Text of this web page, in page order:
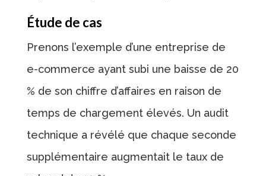
Étude de cas
Prenons l’exemple d’une entreprise de
e-commerce ayant subi une baisse de 20
% de son chiffre d’affaires en raison de
temps de chargement élevés. Un audit
technique a révélé que chaque seconde
supplémentaire augmentait le taux de